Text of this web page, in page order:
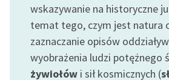
wskazywanie na historyczne
temat tego, czym jest natura
zaznaczanie opisów
wyobrażenia ludzi potężnego
żywiołów i sił kosmicznych (